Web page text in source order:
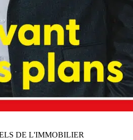
DE L'IMMOBILIER